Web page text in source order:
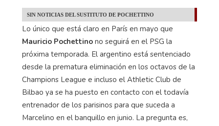
Mbappé y envía mensaje al Real Madrid previo a
la final de la Champions
SIN NOTICIAS DEL SUSTITUTO DE POCHETTINO
Lo único que está claro en París en mayo que
Mauricio Pochettino no seguirá en el PSG la
próxima temporada. El argentino está sentenciado
desde la prematura eliminación en los octavos de la
Champions League e incluso el Athletic Club de